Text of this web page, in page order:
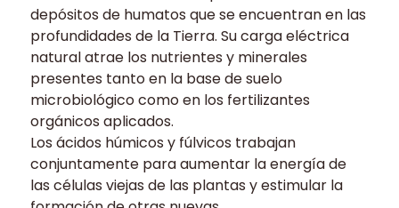
depósitos de humatos que se encuentran en las
profundidades de la Tierra. Su carga eléctrica
natural atrae los nutrientes y minerales
presentes tanto en la base de suelo
microbiológico como en los fertilizantes
orgánicos aplicados.
Los ácidos húmicos y fúlvicos trabajan
conjuntamente para aumentar la energía de
las células viejas de las plantas y estimular la